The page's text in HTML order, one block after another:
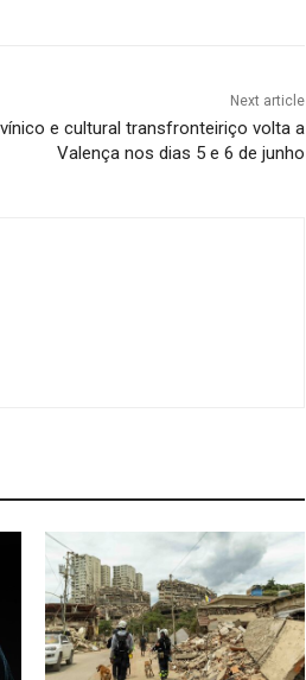
Next article
e cultural transfronteiriço volta a
Valença nos dias 5 e 6 de junho